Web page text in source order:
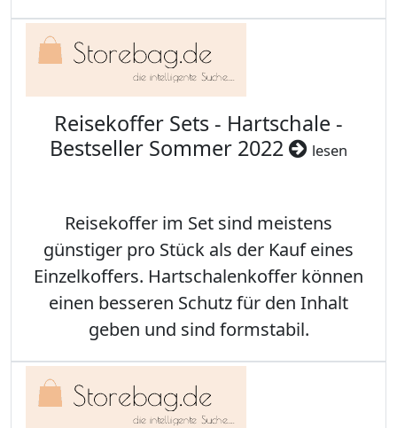
Reisekoffer Sets - Hartschale -
Bestseller Sommer 2022
lesen
Reisekoffer im Set sind meistens
günstiger pro Stück als der Kauf eines
Einzelkoffers. Hartschalenkoffer können
einen besseren Schutz für den Inhalt
geben und sind formstabil.